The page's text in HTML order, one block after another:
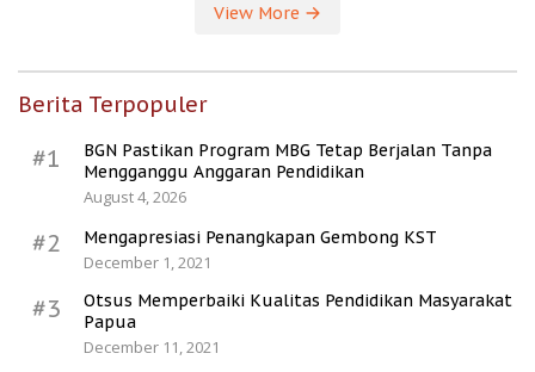
View More
Berita Terpopuler
#1
BGN Pastikan Program MBG Tetap Berjalan Tanpa
Mengganggu Anggaran Pendidikan
August 4, 2026
#2
Mengapresiasi Penangkapan Gembong KST
December 1, 2021
#3
Otsus Memperbaiki Kualitas Pendidikan Masyarakat
Papua
December 11, 2021